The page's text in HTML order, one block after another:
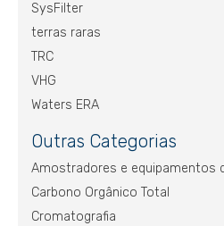
SysFilter
terras raras
TRC
VHG
Waters ERA
Outras Categorias
Amostradores e equipamentos
Carbono Orgânico Total
Cromatografia